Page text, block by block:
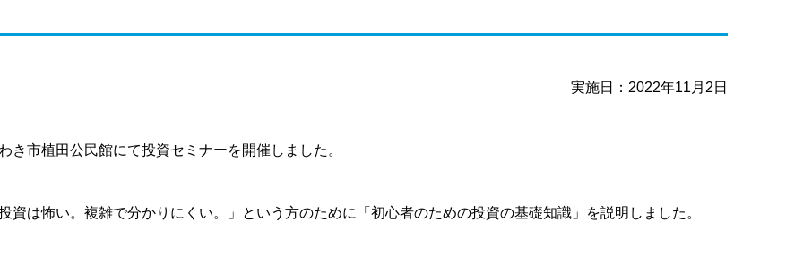
実施日：2022年11月2日
き市植田公民館にて投資セミナーを開催しました。
資は怖い。複雑で分かりにくい。」という方のために「初心者のための投資の基礎知識」を説明しました。